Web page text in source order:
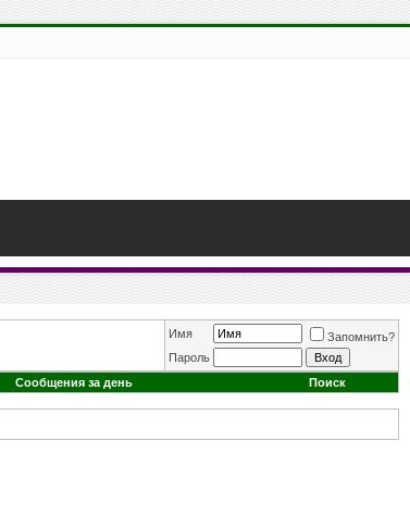
Имя
Запомнить?
Пароль
Сообщения за день Поиск